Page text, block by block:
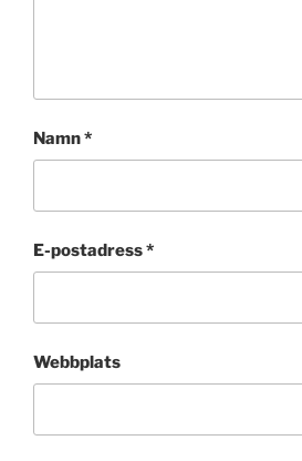
Namn*
E-postadress*
Webbplats